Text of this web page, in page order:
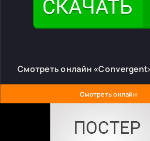
Смотреть онлайн
Смотреть онлайн